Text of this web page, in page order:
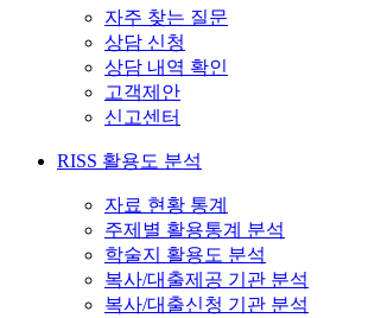
자주 찾는 질문
상담 신청
상담 내역 확인
고객제안
신고센터
RISS 활용도 분석
자료 현황 통계
주제별 활용통계 분석
학술지 활용도 분석
복사/대출제공 기관 분석
복사/대출신청 기관 분석